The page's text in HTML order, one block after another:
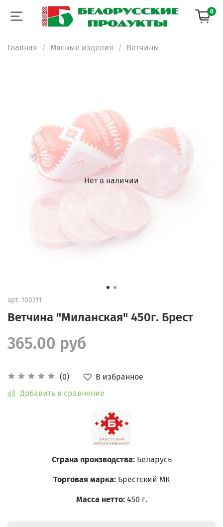
0
Главная Мясные изделия Ветчины
Нет в наличии
арт. 100211
Ветчина "Миланская" 450г. Брест
(0)
В избранное
Добавить в сравнение
365.00 руб
Страна производства: Беларусь
Торговая марка: Брестский МК
Масса нетто: 450 г.